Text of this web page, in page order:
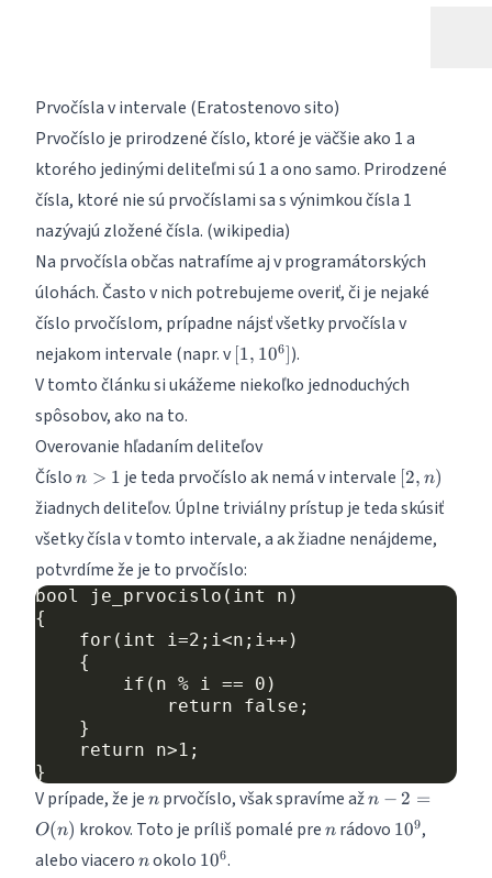
Prvočísla v intervale (Eratostenovo sito)
Prvočíslo je prirodzené číslo, ktoré je väčšie ako 1 a
ktorého jedinými deliteľmi sú 1 a ono samo. Prirodzené
čísla, ktoré nie sú prvočíslami sa s výnimkou čísla 1
nazývajú zložené čísla. (wikipedia)
Na prvočísla občas natrafíme aj v programátorských
úlohách. Často v nich potrebujeme overiť, či je nejaké
číslo prvočíslom, prípadne nájsť všetky prvočísla v
nejakom intervale (napr. v [1,10^6]
1, 106 ).
V tomto článku si ukážeme niekoľko jednoduchých
spôsobov, ako na to.
Overovanie hľadaním deliteľov
Číslo n>1
n > 1 je teda prvočíslo ak nemá v intervale [2,n)
2, n)
žiadnych deliteľov. Úplne triviálny prístup je teda skúsiť
všetky čísla v tomto intervale, a ak žiadne nenájdeme,
potvrdíme že je to prvočíslo:
bool je_prvocislo(int n)
{
    for(int i=2;i<n;i++)
    {
        if(n % i == 0)
            return false;
    }
    return n>1;
V prípade, že je n
n prvočíslo, však spravíme ažn-2
O(n)
n − 2 =
O(n) krokov. Toto je príliš pomalé pren
n rádovo 10^9
109,
alebo viacero n
nokolo 10^6
106.